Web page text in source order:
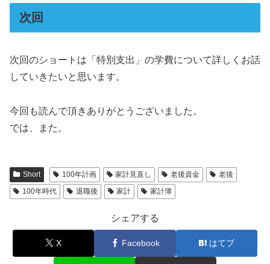
次回
次回のショートは「特別支出」の学費について詳しくお話
していきたいと思います。
今回も読んで頂きありがとうございました。
では、また。
Short 100年計画 家計見直し 老後資金
老後
100年時代
退職後 家計 家計簿
シェアする
X Facebook はてブ